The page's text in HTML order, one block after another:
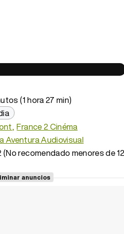
(1 hora 27 min)
France 2 Cinéma
Aventura Audiovisual
(No recomendado menores de 12
anuncios